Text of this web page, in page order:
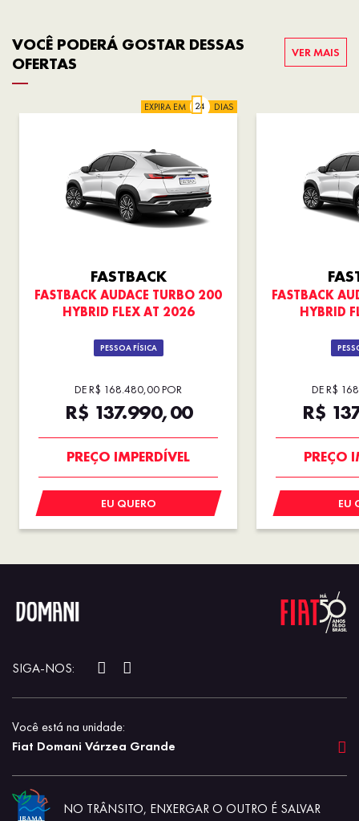
VOCÊ PODERÁ GOSTAR DESSAS
OFERTAS
VER MAIS
EXPIRA EM DIAS
FASTBACK
FASTBACK AUDACE TURBO 200
HYBRID FLEX AT 2026
PESSOA FÍSICA
DE R$ 168.480,00 POR
R$ 137.990,00
PREÇO IMPERDÍVEL
COM USADO NA TROCA
EU QUERO
FASTBACK
HYBRID
DE R$
R$
PREÇO
COM
EU
SIGA-NOS:
Você está na unidade:
Fiat Domani Várzea Grande
NO TRÂNSITO, ENXERGAR O OUTRO É SALVAR